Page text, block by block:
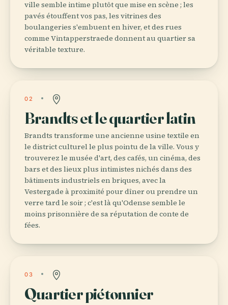
ville semble intime plutôt que mise en scène ; les
pavés étouffent vos pas, les vitrines des
boulangeries s'embuent en hiver, et des rues
comme Vintapperstraede donnent au quartier sa
véritable texture.
02
Brandts et le quartier latin
Brandts transforme une ancienne usine textile en
le district culturel le plus pointu de la ville. Vous y
trouverez le musée d'art, des cafés, un cinéma, des
bars et des lieux plus intimistes nichés dans des
bâtiments industriels en briques, avec la
Vestergade à proximité pour dîner ou prendre un
verre tard le soir ; c'est là qu'Odense semble le
moins prisonnière de sa réputation de conte de
fées.
03
Quartier piétonnier